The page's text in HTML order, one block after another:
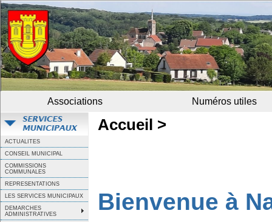
Associations Numéros utiles
ACTUALITES
CONSEIL MUNICIPAL
COMMISSIONS
COMMUNALES
REPRESENTATIONS
LES SERVICES MUNICIPAUX
DEMARCHES
ADMINISTRATIVES
Accueil >
Bienvenue à